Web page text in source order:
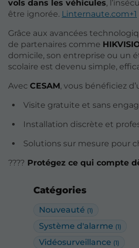
Catégories
Nouveauté (1)
Système d'alarme (1)
Vidéosurveillance (1)
vols dans les véhicules,
être ignorée. Linternaute.com+1
Grâce aux avancées
de partenaires comme
domicile, son entreprise ou un
scolaire est devenu simple,
Avec CESAM, vous bénéficiez
Visite gratuite et sans
Installation discrète et
Solutions sur mesure pour
???? Protégez ce qui compte